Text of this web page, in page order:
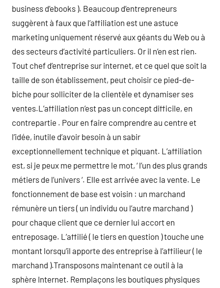
business d’ebooks ). Beaucoup d’entrepreneurs
suggèrent à faux que l’affiliation est une astuce
marketing uniquement réservé aux géants du Web ou à
des secteurs d’activité particuliers. Or il n’en est rien.
Tout chef d’entreprise sur internet, et ce quel que soit la
taille de son établissement, peut choisir ce pied-de-
biche pour solliciter de la clientèle et dynamiser ses
ventes.L’affiliation n’est pas un concept difficile, en
contrepartie . Pour en faire comprendre au centre et
l’idée, inutile d’avoir besoin à un sabir
exceptionnellement technique et piquant. L’affiliation
est, si je peux me permettre le mot, ‘ l’un des plus grands
métiers de l’univers ‘. Elle est arrivée avec la vente. Le
fonctionnement de base est voisin : un marchand
rémunère un tiers ( un individu ou l’autre marchand )
pour chaque client que ce dernier lui accort en
entreposage. L’affilié ( le tiers en question ) touche une
montant lorsqu’il apporte des entreprise à l’affilieur ( le
marchand ).Transposons maintenant ce outil à la
sphère Internet. Remplaçons les boutiques physiques